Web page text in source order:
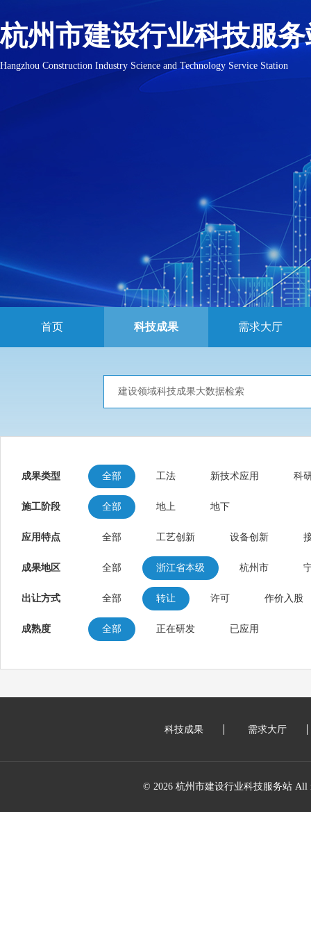
杭州市建设行业科技服
Hangzhou Construction Industry Science and Technology Service Station
首页 科技成果 需求大厅
成果类型 全部 工法 新技术应用 科
施工阶段 全部 地上 地下
应用特点 全部 工艺创新 设备创新
成果地区 全部 浙江省本级 杭州市
出让方式 全部 转让 许可 作价入股
成熟度 全部 正在研发 已应用
科技成果 需求大厅
© 2026 杭州市建设行业科技服务站 All